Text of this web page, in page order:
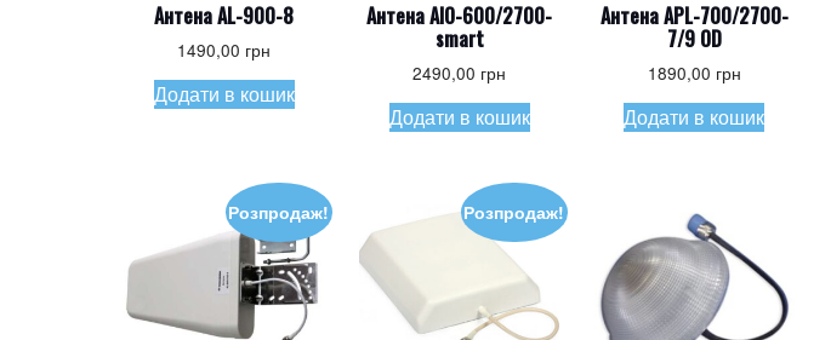
Антена AL-900-8
1490,00 грн
Додати в кошик
Антена AIO-600/2700-
smart
2490,00 грн
Додати в кошик
Антена APL-700/2700-
7/9 OD
1890,00 грн
Додати в кошик
Розпродаж! Розпродаж!